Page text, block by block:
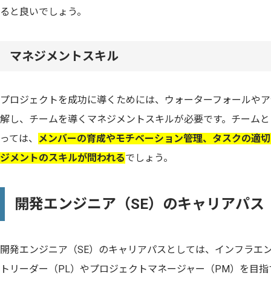
ると良いでしょう。
マネジメントスキル
プロジェクトを成功に導くためには、ウォーターフォールや
解し、チームを導くマネジメントスキルが必要です。チーム
っては、 メンバーの育成やモチベーション管理、タスクの適
ジメントのスキルが問われるでしょう。
開発エンジニア（SE）のキャリアパス
開発エンジニア（SE）のキャリアパスとしては、インフラエ
トリーダー（PL）やプロジェクトマネージャー（PM）を目